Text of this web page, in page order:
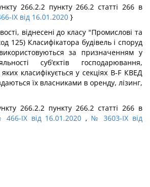
266.2.2 пункту 266.2 статті 266 в
IX від 16.01.2020 }
віднесені до класу "Промислові та
125) Класифікатора будівель і споруд
за призначенням у
суб’єктів господарювання,
класифікується у секціях B-F КВЕД
їх власниками в оренду, лізинг,
266.2.2 пункту 266.2 статті 266 в
IX від 16.01.2020 , № 3603-IX від